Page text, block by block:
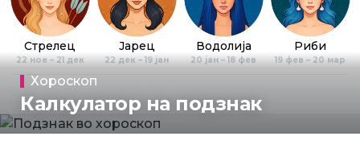
Стрелец
22 ное – 21 дек
Јарец
22 дек – 19 јан
Водолија
20 јан – 18 фев
Риби
19 фев – 20 мар
Хороскоп
Калкулатор на подзнак